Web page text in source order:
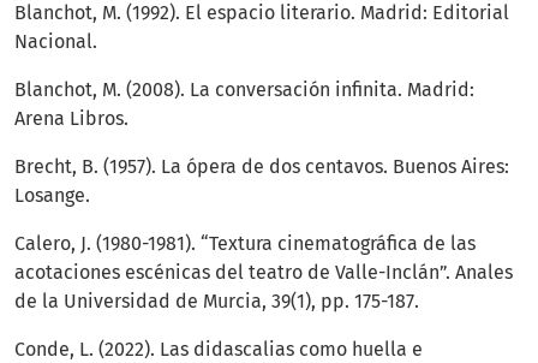
Blanchot, M. (1992). El espacio literario. Madrid: Editorial
Nacional.
Blanchot, M. (2008). La conversación infinita. Madrid:
Arena Libros.
Brecht, B. (1957). La ópera de dos centavos. Buenos Aires:
Losange.
Calero, J. (1980-1981). “Textura cinematográfica de las
acotaciones escénicas del teatro de Valle-Inclán”. Anales
de la Universidad de Murcia, 39(1), pp. 175-187.
Conde, L. (2022). Las didascalias como huella e